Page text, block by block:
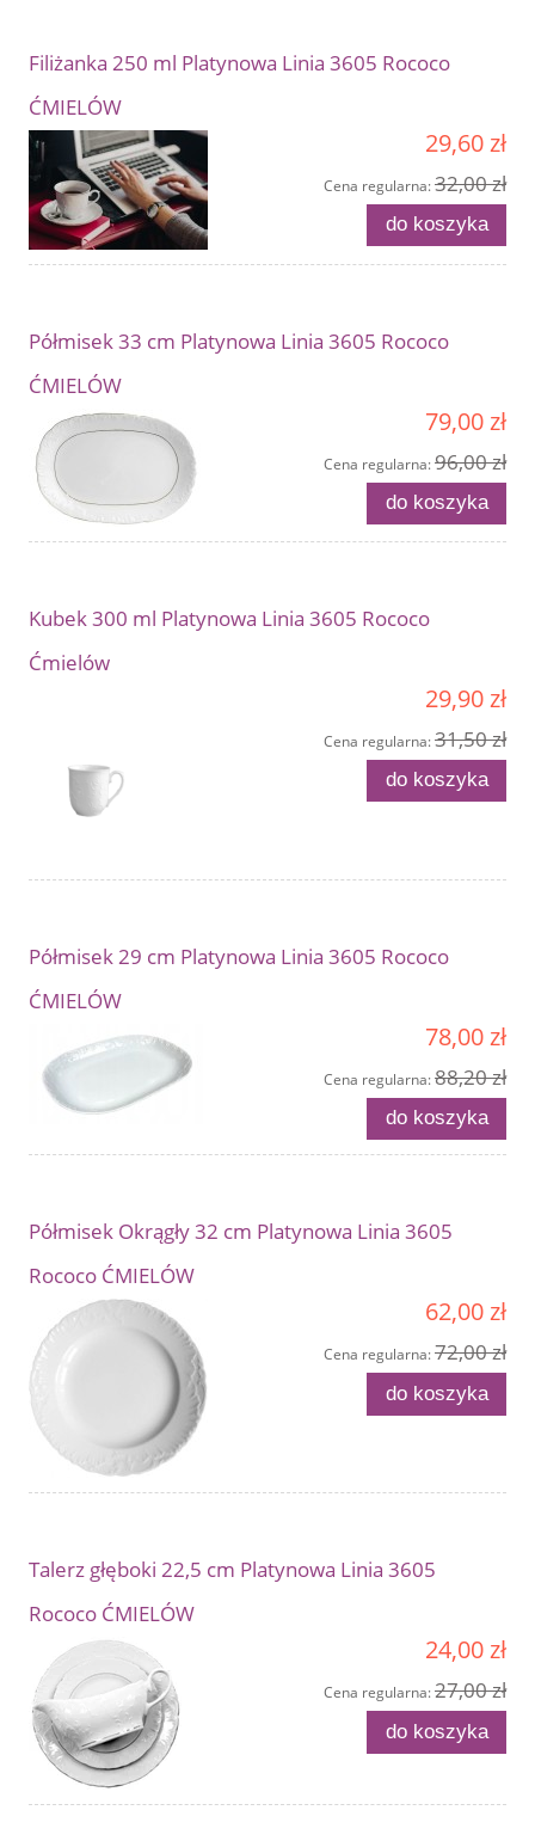
Filiżanka 250 ml Platynowa Linia 3605 Rococo
ĆMIELÓW
29,60 zł
Cena regularna:32,00 zł
do koszyka
Półmisek 33 cm Platynowa Linia 3605 Rococo
ĆMIELÓW
79,00 zł
Cena regularna:96,00 zł
do koszyka
Kubek 300 ml Platynowa Linia 3605 Rococo
Ćmielów
29,90 zł
Cena regularna:31,50 zł
do koszyka
Półmisek 29 cm Platynowa Linia 3605 Rococo
ĆMIELÓW
78,00 zł
Cena regularna:88,20 zł
do koszyka
Półmisek Okrągły 32 cm Platynowa Linia 3605
Rococo ĆMIELÓW
62,00 zł
Cena regularna:72,00 zł
do koszyka
Talerz głęboki 22,5 cm Platynowa Linia 3605
Rococo ĆMIELÓW
24,00 zł
Cena regularna:27,00 zł
do koszyka